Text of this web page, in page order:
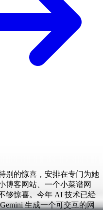
别的惊喜，安排在专门为她
博客网站、一个小菜谱网
够惊喜。今年 AI 技术已经
生成一个可交互的网